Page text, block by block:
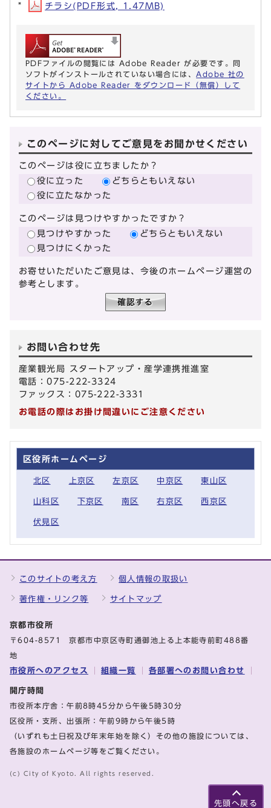
チラシ(PDF形式, 1.47MB)
PDFファイルの閲覧には Adobe Reader が必要です。同
ソフトがインストールされていない場合には、 Adobe 社の
サイトから Adobe Reader をダウンロード（無償）して
ください。
このページに対してご意見をお聞かせください
このページは役に立ちましたか？
役に立った
どちらともいえない
役に立たなかった
このページは見つけやすかったですか？
見つけやすかった
どちらともいえない
見つけにくかった
お寄せいただいたご意見は、今後のホームページ運営の
参考とします。
お問い合わせ先
産業観光局 スタートアップ・産学連携推進室
電話：075-222-3324
ファックス：075-222-3331
お電話の際はお掛け間違いにご注意ください
区役所ホームページ
北区 上京区 左京区 中京区 東山区
山科区 下京区 南区 右京区 西京区
伏見区
先頭へ戻る
このサイトの考え方 個人情報の取扱い
著作権・リンク等 サイトマップ
京都市役所
〒604-8571 京都市中京区寺町通御池上る上本能寺前町488番
地
市役所へのアクセス 組織一覧 各部署へのお問い合わせ
開庁時間
市役所本庁舎：午前8時45分から午後5時30分
区役所・支所、出張所：午前9時から午後5時
（いずれも土日祝及び年末年始を除く）その他の施設については、
各施設のホームページ等をご覧ください。
(c) City of Kyoto. All rights reserved.